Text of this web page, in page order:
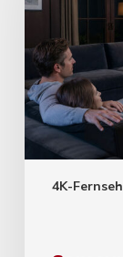
4K-